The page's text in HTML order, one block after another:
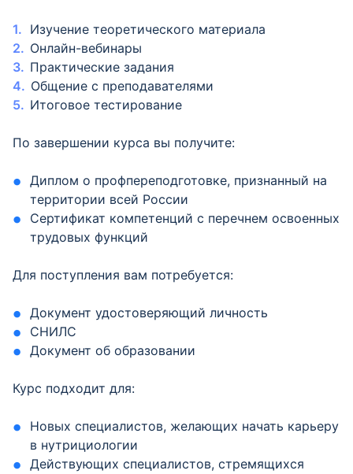
Изучение теоретического материала
Онлайн-вебинары
Практические задания
Общение с преподавателями
Итоговое тестирование
По завершении курса вы получите:
Диплом о профпереподготовке, признанный на
территории всей России
Сертификат компетенций с перечнем освоенных
трудовых функций
Для поступления вам потребуется:
Документ удостоверяющий личность
СНИЛС
Документ об образовании
Курс подходит для:
Новых специалистов, желающих начать карьеру
в нутрициологии
Действующих специалистов, стремящихся